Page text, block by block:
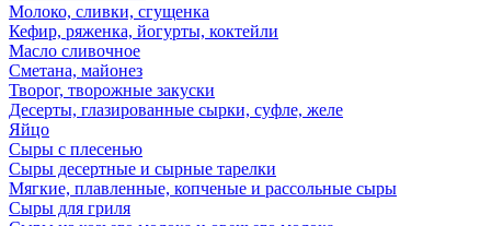
Молоко, сливки, сгущенка
Кефир, ряженка, йогурты, коктейли
Масло сливочное
Сметана, майонез
Творог, творожные закуски
Десерты, глазированные сырки, суфле, желе
Яйцо
Сыры с плесенью
Сыры десертные и сырные тарелки
Мягкие, плавленные, копченые и рассольные сыры
Сыры для гриля